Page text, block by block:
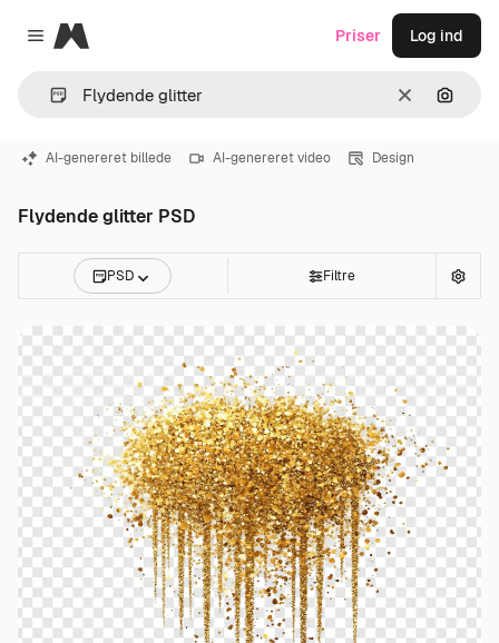
Close menu
Magnific
Klar Søg
Priser Log ind
AI-genereret billede AI-genereret video Design
Flydende glitter PSD
PSD Filtre